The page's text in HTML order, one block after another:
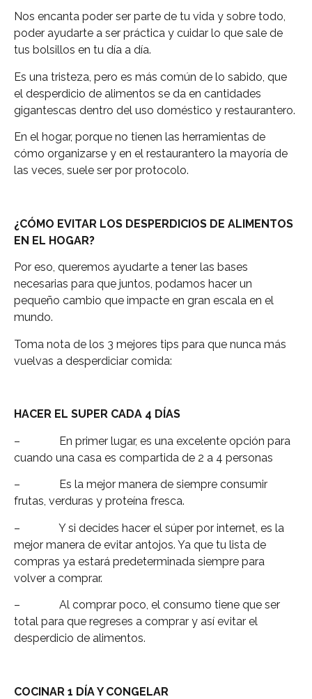
Nos encanta poder ser parte de tu vida y sobre todo,
poder ayudarte a ser práctica y cuidar lo que sale de
tus bolsillos en tu día a día.
Es una tristeza, pero es más común de lo sabido, que
el desperdicio de alimentos se da en cantidades
gigantescas dentro del uso doméstico y restaurantero.
En el hogar, porque no tienen las herramientas de
cómo organizarse y en el restaurantero la mayoría de
las veces, suele ser por protocolo.
¿CÓMO EVITAR LOS DESPERDICIOS DE ALIMENTOS
EN EL HOGAR?
Por eso, queremos ayudarte a tener las bases
necesarias para que juntos, podamos hacer un
pequeño cambio que impacte en gran escala en el
mundo.
Toma nota de los 3 mejores tips para que nunca más
vuelvas a desperdiciar comida:
HACER EL SUPER CADA 4 DÍAS
– En primer lugar, es una excelente opción para
cuando una casa es compartida de 2 a 4 personas
– Es la mejor manera de siempre consumir
frutas, verduras y proteína fresca.
– Y si decides hacer el súper por internet, es la
mejor manera de evitar antojos. Ya que tu lista de
compras ya estará predeterminada siempre para
volver a comprar.
– Al comprar poco, el consumo tiene que ser
total para que regreses a comprar y así evitar el
desperdicio de alimentos.
COCINAR 1 DÍA Y CONGELAR